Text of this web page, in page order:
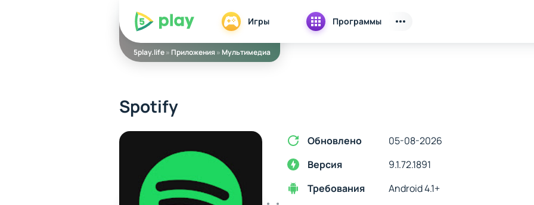
5play Игры Программы
5play.life» Приложения»Мультимедиа
Spotify
Обновлено
05-08-2026
Версия
9.1.72.1891
Требования
Android 4.1+